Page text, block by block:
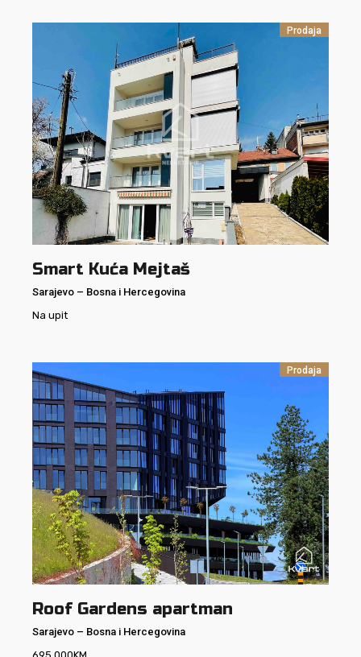
Prodaja
Smart Kuća Mejtaš
Sarajevo – Bosna i Hercegovina
Na upit
Prodaja
Roof Gardens apartman
Sarajevo – Bosna i Hercegovina